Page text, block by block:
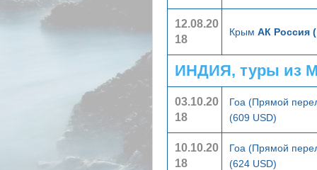
12.08.20
18
Крым АК Россия
ИНДИЯ, туры из
03.10.20
18
Гоа (Прямой
(609 USD)
10.10.20
18
Гоа (Прямой
(624 USD)